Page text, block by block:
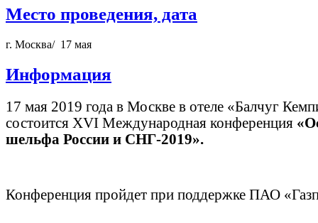
Место проведения, дата
г. Москва/ 17 мая
Информация
17 мая 2019 года в Москве в отеле «Балчуг
состоится XVI Международная конференция
шельфа России и СНГ-2019».
Конференция пройдет при поддержке ПАО